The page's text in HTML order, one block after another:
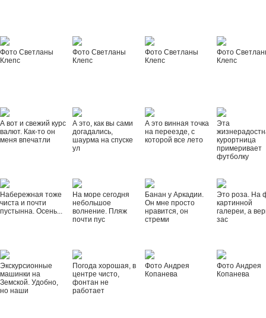
Фото Светланы
Клепс
Фото Светланы
Клепс
Фото Светланы
Клепс
Фото
Клепс
А вот и свежий курс
валют. Как-то он
меня впечатли
А это, как вы сами
догадались,
шаурма на спуске
ул
А это винная точка
на переезде, с
которой все лето
Эта
курортница
примеривает
футболку
Набережная тоже
чиста и почти
пустынна. Осень...
На море сегодня
небольшое
волнение. Пляж
почти пус
Банан у Аркадии.
Он мне просто
нравится, он
стреми
Это роза. На
картинной
галереи, а
зас
Экскурсионные
машинки на
Земской. Удобно,
но наши
Погода хорошая, в
центре чисто,
фонтан не
работает
Фото Андрея
Копанева
Фото Андрея
Копанева